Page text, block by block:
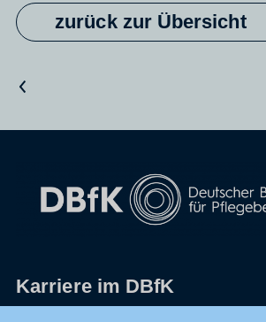
zurück zur Übersicht
Vorheriger Artikel
Karriere im DBfK